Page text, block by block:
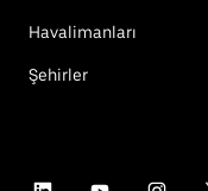
Havalimanları
Şehirler